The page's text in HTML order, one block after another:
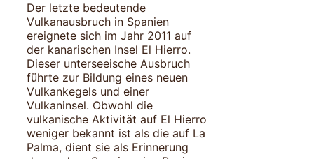
Der letzte bedeutende
Vulkanausbruch in Spanien
ereignete sich im Jahr 2011 auf
der kanarischen Insel El Hierro.
Dieser unterseeische Ausbruch
führte zur Bildung eines neuen
Vulkankegels und einer
Vulkaninsel. Obwohl die
vulkanische Aktivität auf El Hierro
weniger bekannt ist als die auf La
Palma, dient sie als Erinnerung